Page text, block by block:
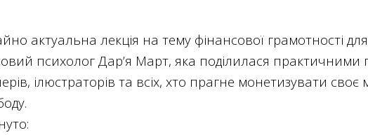
актуальна лекція на тему фінансової грамотності
психолог Дар’я Март, яка поділилася практичними
ілюстраторів та всіх, хто прагне монетизувати своє